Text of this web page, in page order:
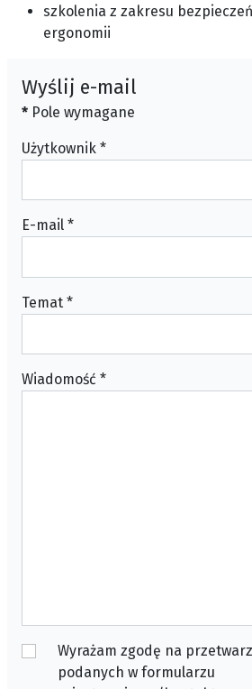
szkolenia z zakresu
ergonomii
Wyślij e-mail
* Pole wymagane
Użytkownik *
E-mail *
Temat *
Wiadomość *
Wyrażam zgodę na
podanych w formularzu